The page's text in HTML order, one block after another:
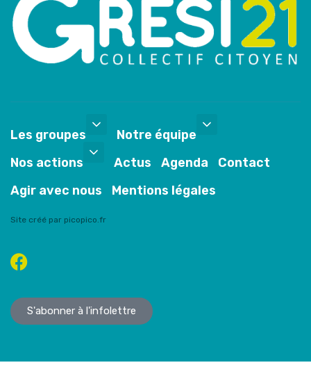
Les groupes
Notre équipe
Nos actions
Actus Agenda
Contact
Agir avec nous
Mentions légales
Site créé par picopico.fr
S'abonner à l'infolettre